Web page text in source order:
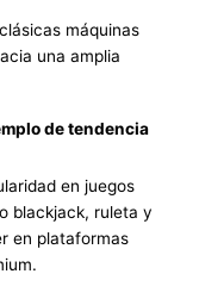
máquinas
una amplia
de tendencia
en juegos
blackjack, ruleta y
en plataformas